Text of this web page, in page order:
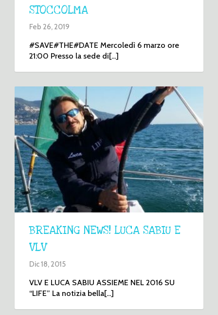
STOCCOLMA
Feb 26, 2019
#SAVE#THE#DATE Mercoledì 6 marzo ore
21:00 Presso la sede di[...]
BREAKING NEWS! LUCA SABIU E
VLV
Dic 18, 2015
VLV E LUCA SABIU ASSIEME NEL 2016 SU
“LIFE” La notizia bella[...]